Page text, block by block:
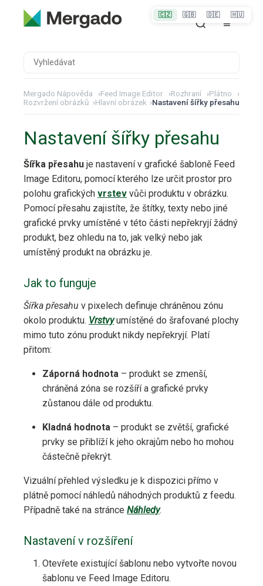
Mergado Nápověda ›Feed Image Editor ›Rozhraní ›Plátno
›
Rozvržení obrázků ›Hlavní obrázek ›Nastavení šířky přesahu
Nastavení šířky přesahu
Šířka přesahu je nastavení v grafické šabloně Feed
Image Editoru, pomocí kterého lze určit prostor pro
polohu grafických vrstev vůči produktu v obrázku.
Pomocí přesahu zajistíte, že štítky, texty nebo jiné
grafické prvky umístěné v této části nepřekryjí žádný
produkt, bez ohledu na to, jak velký nebo jak
umístěný produkt na obrázku je.
Jak to funguje
Šířka přesahu v pixelech definuje chráněnou zónu
okolo produktu. Vrstvyumístěné do šrafované plochy
mimo tuto zónu produkt nikdy nepřekryjí. Platí
přitom:
Záporná hodnota – produkt se zmenší,
chráněná zóna se rozšíří a grafické prvky
zůstanou dále od produktu.
Kladná hodnota – produkt se zvětší, grafické
prvky se přiblíží k jeho okrajům nebo ho mohou
částečně překrýt.
Vizuální přehled výsledku je k dispozici přímo v
plátně pomocí náhledů náhodných produktů z feedu.
Případně také na stránce Náhledy.
Nastavení v rozšíření
Otevřete existující šablonu nebo vytvořte novou
šablonu ve Feed Image Editoru.
🇨🇿 🇬🇧 🇩🇪 🇭🇺